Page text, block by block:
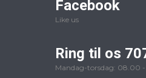
Facebook
Like us
Ring til os
Mandag-torsdag: 08.00